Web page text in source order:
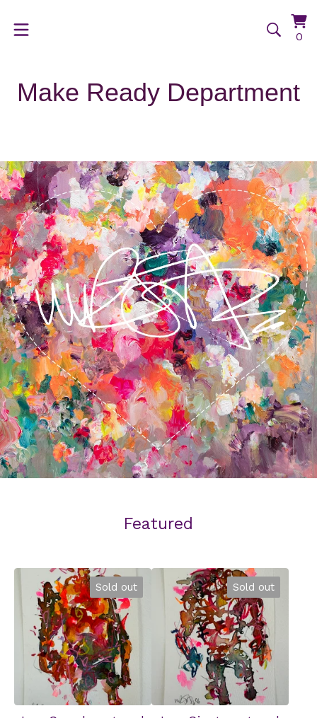
00
Make Ready Department
Featured
Sold out Sold out